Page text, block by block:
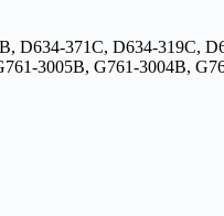
D634-371C, D634-319C,
3005B, G761-3004B,